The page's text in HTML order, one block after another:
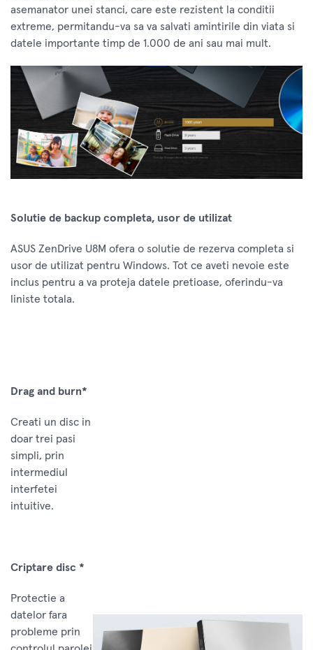
asemanator unei stanci, care este rezistent la conditii
extreme, permitandu-va sa va salvati amintirile din viata si
datele importante timp de 1.000 de ani sau mai mult.
Solutie de backup completa, usor de utilizat
ASUS ZenDrive U8M ofera o solutie de rezerva completa si
usor de utilizat pentru Windows. Tot ce aveti nevoie este
inclus pentru a va proteja datele pretioase, oferindu-va
liniste totala.
Drag and burn*
Creati un disc in
doar trei pasi
simpli, prin
intermediul
interfetei
intuitive.
Criptare disc *
Protectie a
datelor fara
probleme prin